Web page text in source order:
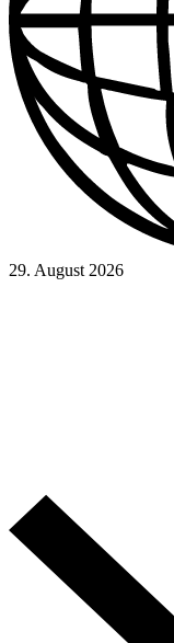
29. August 2026